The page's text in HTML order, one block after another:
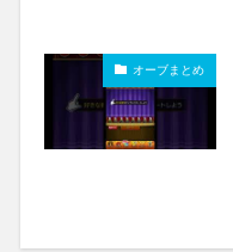
オーブまとめ